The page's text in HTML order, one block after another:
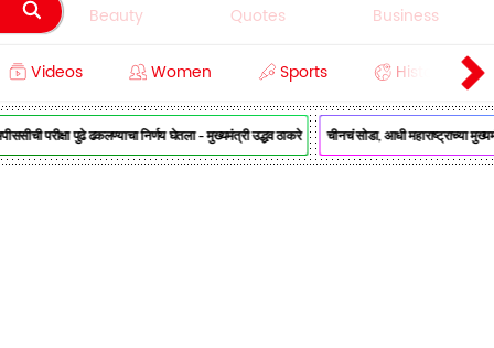
Beauty Quotes Business
Videos Women Sports History
परीक्षा पुढे ढकलण्याचा निर्णय घेतला - मुख्यमंत्री उद्धव ठाकरे चीनचं सोडा, आधी महाराष्ट्राच्या